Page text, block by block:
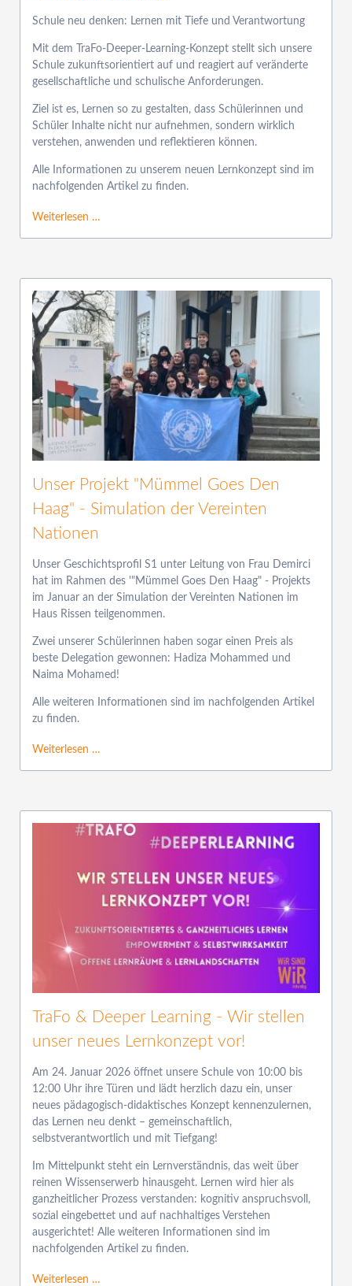
Schule neu denken: Lernen mit Tiefe und Verantwortung
Mit dem TraFo-Deeper-Learning-Konzept stellt sich unsere
Schule zukunftsorientiert auf und reagiert auf veränderte
gesellschaftliche und schulische Anforderungen.
Ziel ist es, Lernen so zu gestalten, dass Schülerinnen und
Schüler Inhalte nicht nur aufnehmen, sondern wirklich
verstehen, anwenden und reflektieren können.
Alle Informationen zu unserem neuen Lernkonzept sind im
nachfolgenden Artikel zu finden.
Weiterlesen …
Unser Projekt "Mümmel Goes Den
Haag" - Simulation der Vereinten
Nationen
Unser Geschichtsprofil S1 unter Leitung von Frau Demirci
hat im Rahmen des '"Mümmel Goes Den Haag" - Projekts
im Januar an der Simulation der Vereinten Nationen im
Haus Rissen teilgenommen.
Zwei unserer Schülerinnen haben sogar einen Preis als
beste Delegation gewonnen: Hadiza Mohammed und
Naima Mohamed!
Alle weiteren Informationen sind im nachfolgenden Artikel
zu finden.
Weiterlesen …
TraFo & Deeper Learning - Wir stellen
unser neues Lernkonzept vor!
Am 24. Januar 2026 öffnet unsere Schule von 10:00 bis
12:00 Uhr ihre Türen und lädt herzlich dazu ein, unser
neues pädagogisch-didaktisches Konzept kennenzulernen,
das Lernen neu denkt – gemeinschaftlich,
selbstverantwortlich und mit Tiefgang!
Im Mittelpunkt steht ein Lernverständnis, das weit über
reinen Wissenserwerb hinausgeht. Lernen wird hier als
ganzheitlicher Prozess verstanden: kognitiv anspruchsvoll,
sozial eingebettet und auf nachhaltiges Verstehen
ausgerichtet! Alle weiteren Informationen sind im
nachfolgenden Artikel zu finden.
Weiterlesen …